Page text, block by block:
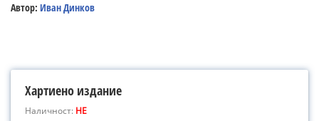
Автор: Иван Динков
Хартиено издание
Наличност: НЕ